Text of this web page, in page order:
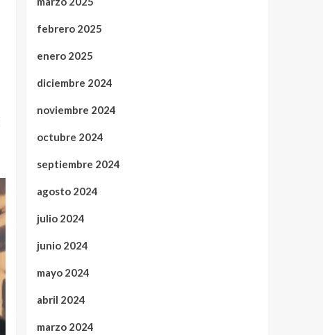
febrero 2025
enero 2025
diciembre 2024
noviembre 2024
octubre 2024
septiembre 2024
agosto 2024
julio 2024
junio 2024
mayo 2024
abril 2024
marzo 2024